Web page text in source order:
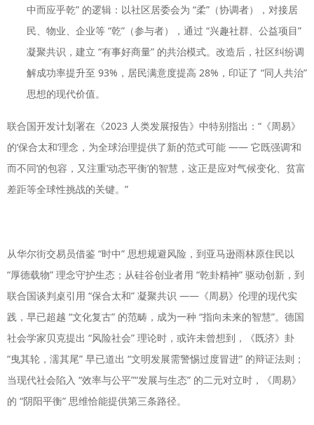
中而应乎乾” 的逻辑：以社区居委会为 “柔”（协调者），对接居
民、物业、企业等 “乾”（参与者），通过 “兴趣社群、公益项目”
凝聚共识，建立 “有事好商量” 的共治模式。改造后，社区纠纷调
解成功率提升至 93%，居民满意度提高 28%，印证了 “同人共治”
思想的现代价值。
联合国开发计划署在《2023 人类发展报告》中特别指出：“《周易》
的‘保合太和’理念，为全球治理提供了新的范式可能 —— 它既强调‘和
而不同’的包容，又注重‘动态平衡’的智慧，这正是应对气候变化、贫富
差距等全球性挑战的关键。”
从华尔街交易员借鉴 “时中” 思想规避风险，到亚马逊雨林原住民以
“厚德载物” 理念守护生态；从硅谷创业者用 “乾卦精神” 驱动创新，到
联合国谈判桌引用 “保合太和” 凝聚共识 ——《周易》伦理的现代实
践，早已超越 “文化复古” 的范畴，成为一种 “指向未来的智慧”。德国
社会学家贝克提出 “风险社会” 理论时，或许未曾想到，《既济》卦
“曳其轮，濡其尾” 早已道出 “文明发展需警惕过度冒进” 的辩证法则；
当现代社会陷入 “效率与公平”“发展与生态” 的二元对立时，《周易》
的 “阴阳平衡” 思维恰能提供第三条路径。